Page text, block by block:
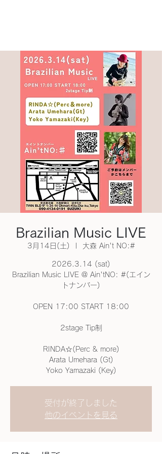
Brazilian Music LIVE
3月14日(土) 大森 Ain't NO:#
2026.3.14 (sat)
Brazilian Music LIVE @ Ain'tNO: #(エイン
トナンバー)
OPEN 17:00 START 18:00
2stage Tip制
RINDA☆(Perc & more)
Arata Umehara (Gt)
Yoko Yamazaki (Key)
受付が終了しました
他のイベントを見る